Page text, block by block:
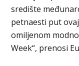
središte
petnaesti put
omiljenom
Week“, prenosi